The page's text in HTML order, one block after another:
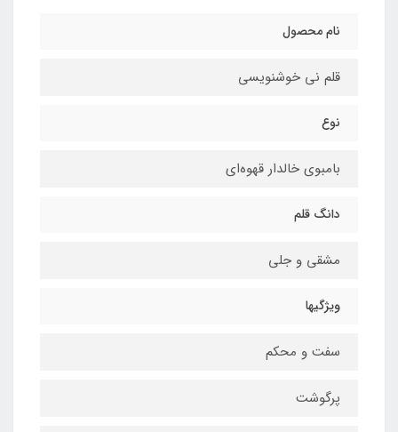
نام محصول
قلم نی خوشنویسی
نوع
بامبوی خالدار قهوه‌ای
دانگ قلم
مشقی و جلی
ویژگیها
سفت و محکم
پرگوشت